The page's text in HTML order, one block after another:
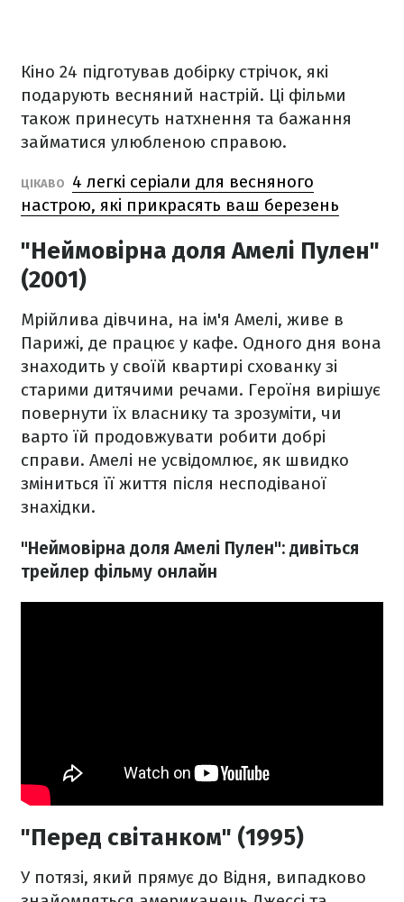
Кіно 24 підготував добірку стрічок, які
подарують весняний настрій. Ці фільми
також принесуть натхнення та бажання
займатися улюбленою справою.
ЦІКАВО
4 легкі серіали для весняного
настрою, які прикрасять ваш березень
"Неймовірна доля Амелі Пулен"
(2001)
Мрійлива дівчина, на ім'я Амелі, живе в
Парижі, де працює у кафе. Одного дня вона
знаходить у своїй квартирі схованку зі
старими дитячими речами. Героїня вирішує
повернути їх власнику та зрозуміти, чи
варто їй продовжувати робити добрі
справи. Амелі не усвідомлює, як швидко
зміниться її життя після несподіваної
знахідки.
"Неймовірна доля Амелі Пулен": дивіться
трейлер фільму онлайн
"Перед світанком" (1995)
У потязі, який прямує до Відня, випадково